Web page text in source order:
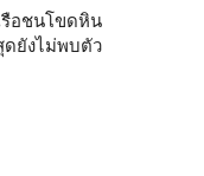
รือชนโขดหิน
ดยังไม่พบตัว